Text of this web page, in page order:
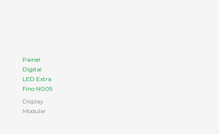
Painel
Digital
LED Extra
Fino N005
Display
Modular